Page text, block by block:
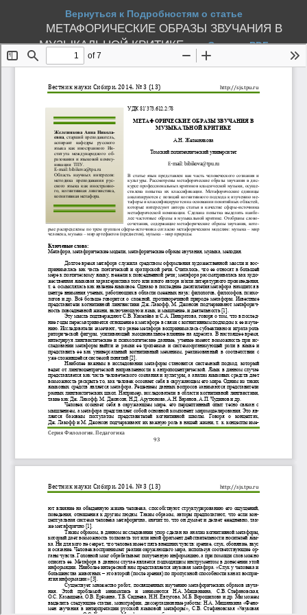
Вернуться к Подробностям о статье
МЕТАФОРИЧЕСКИЕ ОБРАЗЫ ЗВУЧАНИЯ В
МУЗЫКАЛЬНОЙ КРИТИКЕ
Скачать PDF